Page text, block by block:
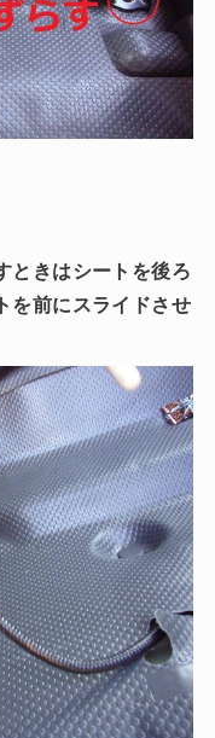
ときはシートを後ろ
を前にスライドさせ